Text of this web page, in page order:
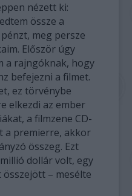
nézett ki:
össze a
meg persze
Először úgy
a rajngóknak, hogy
befejezni a filmet.
ez törvénybe
elkezdi az ember
a filmzene CD-
a premierre, akkor
összeg. Ezt
dollár volt, egy
– mesélte